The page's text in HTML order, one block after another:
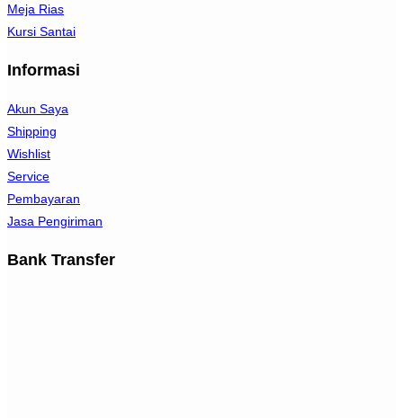
Meja Rias
Kursi Santai
Informasi
Akun Saya
Shipping
Wishlist
Service
Pembayaran
Jasa Pengiriman
Bank Transfer